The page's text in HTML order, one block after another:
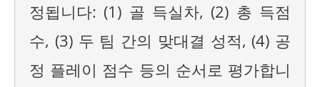
정됩니다: (1) 골 득실차, (2) 총 득점
수, (3) 두 팀 간의 맞대결 성적, (4) 공
정 플레이 점수 등의 순서로 평가합니